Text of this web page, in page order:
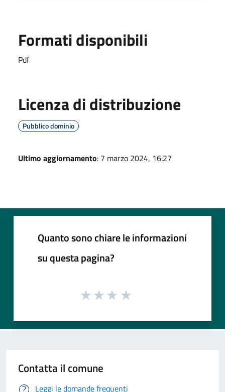
Formati disponibili
Pdf
Licenza di distribuzione
Pubblico dominio
Ultimo aggiornamento: 7 marzo 2024, 16:27
Quanto sono chiare le informazioni
su questa pagina?
Contatta il comune
Leggi le domande frequenti